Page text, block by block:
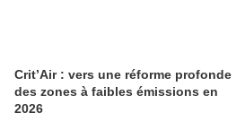
Crit’Air : vers une réforme profonde
des zones à faibles émissions en
2026